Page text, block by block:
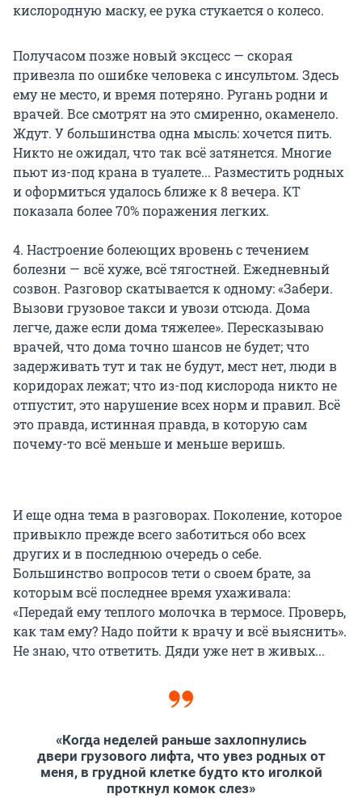
кислородную маску, ее рука стукается о колесо.
Получасом позже новый эксцесс — скорая
привезла по ошибке человека с инсультом. Здесь
ему не место, и время потеряно. Ругань родни и
врачей. Все смотрят на это смиренно, окаменело.
Ждут. У большинства одна мысль: хочется пить.
Никто не ожидал, что так всё затянется. Многие
пьют из-под крана в туалете... Разместить родных
и оформиться удалось ближе к 8 вечера. КТ
показала более 70% поражения легких.
4. Настроение болеющих вровень с течением
болезни — всё хуже, всё тягостней. Ежедневный
созвон. Разговор скатывается к одному: «Забери.
Вызови грузовое такси и увози отсюда. Дома
легче, даже если дома тяжелее». Пересказываю
врачей, что дома точно шансов не будет; что
задерживать тут и так не будут, мест нет, люди в
коридорах лежат; что из-под кислорода никто не
отпустит, это нарушение всех норм и правил. Всё
это правда, истинная правда, в которую сам
почему-то всё меньше и меньше веришь.
И еще одна тема в разговорах. Поколение, которое
привыкло прежде всего заботиться обо всех
других и в последнюю очередь о себе.
Большинство вопросов тети о своем брате, за
которым всё последнее время ухаживала:
«Передай ему теплого молочка в термосе. Проверь,
как там ему? Надо пойти к врачу и всё выяснить».
Не знаю, что ответить. Дяди уже нет в живых...
«Когда неделей раньше захлопнулись
двери грузового лифта, что увез родных от
меня, в грудной клетке будто кто иголкой
проткнул комок слез»